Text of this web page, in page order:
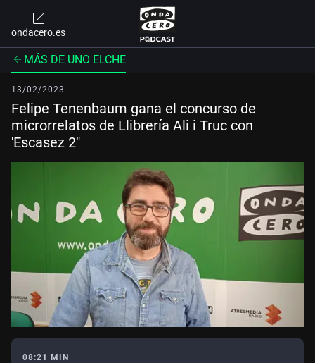
ondacero.es
MÁS DE UNO ELCHE
13/02/2023
Felipe Tenenbaum gana el concurso de
microrrelatos de Llibrería Ali i Truc con
'Escasez 2"
08:21 MIN